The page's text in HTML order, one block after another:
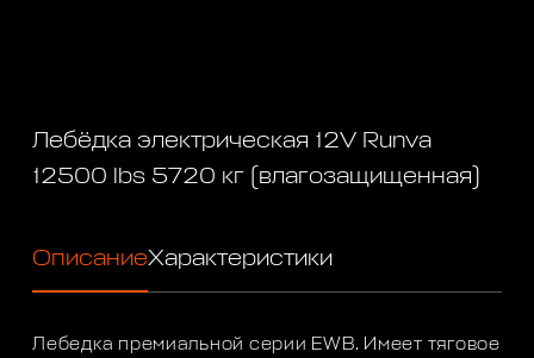
Лебёдка электрическая 12V Runva
12500 lbs 5720 кг (влагозащищенная)
ОписаниеХарактеристики
Лебедка премиальной серии EWB. Имеет тяговое